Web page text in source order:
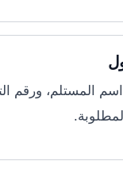
اسم المستلم، ورقم